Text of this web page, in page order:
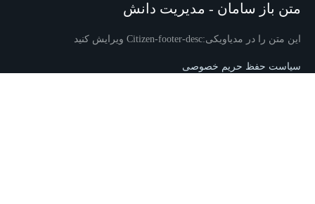
متن باز سامان - مدیریت دانش
این متن را در مدیاویکی:Citizen-footer-desc ویرایش کنید
سیاست حفظ حریم خصوصی